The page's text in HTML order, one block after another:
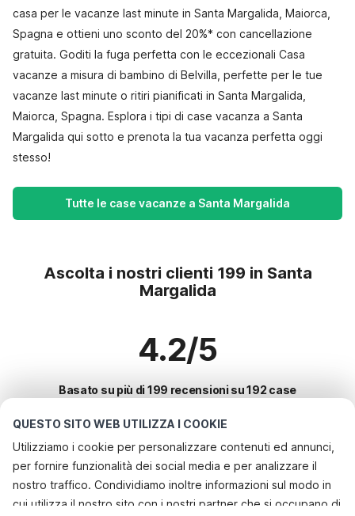
QUESTO SITO WEB UTILIZZA I COOKIE
Utilizziamo i cookie per personalizzare contenuti ed annunci,
per fornire funzionalità dei social media e per analizzare il
nostro traffico. Condividiamo inoltre informazioni sul modo in
cui utilizza il nostro sito con i nostri partner che si occupano di
casa per le vacanze last minute in Santa Margalida, Maiorca,
Spagna e ottieni uno sconto del 20%* con cancellazione
gratuita. Goditi la fuga perfetta con le eccezionali Casa
vacanze a misura di bambino di Belvilla, perfette per le tue
vacanze last minute o ritiri pianificati in Santa Margalida,
Maiorca, Spagna. Esplora i tipi di case vacanza a Santa
Margalida qui sotto e prenota la tua vacanza perfetta oggi
stesso!
Tutte le case vacanze a Santa Margalida
Ascolta i nostri clienti 199 in Santa
Margalida
4.2/5
Basato su più di 199 recensioni su 192 case
Le destinazioni più popolari per le
vacanze
Città con i migliori servizi per le vacanze